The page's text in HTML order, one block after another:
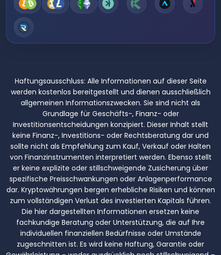
Haftungsausschluss: Alle Informationen auf dieser Seite
werden kostenlos bereitgestellt und dienen ausschließlich
allgemeinen Informationszwecken. Sie sind nicht als
Grundlage für Geschäfts-, Finanz- oder
Investitionsentscheidungen konzipiert. Dieser Inhalt stellt
keine Finanz-, Investitions- oder Rechtsberatung dar und
sollte nicht als Empfehlung zum Kauf, Verkauf oder Halten
von Finanzinstrumenten interpretiert werden. Ebenso stellt
er keine explizite oder stillschweigende Zusicherung über
spezifische Preisschwankungen oder Anlagenperformance
dar. Kryptowährungen bergen erhebliche Risiken und können
zum vollständigen Verlust des investierten Kapitals führen.
Die hier dargestellten Informationen ersetzen keine
fachkundige Beratung oder Unterstützung, die auf Ihre
individuellen finanziellen Bedürfnisse oder Umstände
zugeschnitten ist. Es wird keine Haftung, Garantie oder